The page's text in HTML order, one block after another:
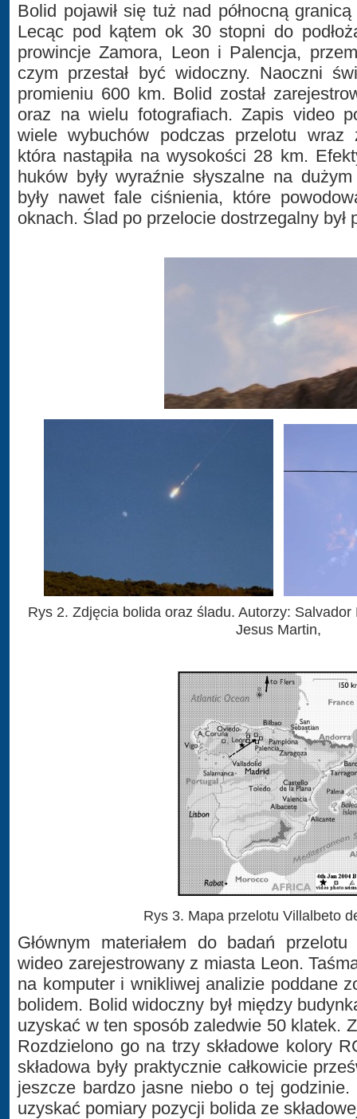
Bolid pojawił się tuż nad północną
Lecąc pod kątem ok 30 stopni do
prowincje Zamora, Leon i Palencja,
czym przestał być widoczny. Naoczni
promieniu 600 km. Bolid został
oraz na wielu fotografiach. Zapis video
wiele wybuchów podczas przelotu wraz
która nastąpiła na wysokości 28 km.
huków były wyraźnie słyszalne na
były nawet fale ciśnienia, które
oknach. Ślad po przelocie dostrzegalny był
Rys 2. Zdjęcia bolida oraz śladu. Autorzy:
Jesus Martin,
Rys 3. Mapa przelotu Villalbeto
Głównym materiałem do badań
wideo zarejestrowany z miasta Leon.
na komputer i wnikliwej analizie poddane
bolidem. Bolid widoczny był między
uzyskać w ten sposób zaledwie 50 klatek.
Rozdzielono go na trzy składowe kolory
składowa były praktycznie całkowicie
jeszcze bardzo jasne niebo o tej godzinie.
uzyskać pomiary pozycji bolida ze